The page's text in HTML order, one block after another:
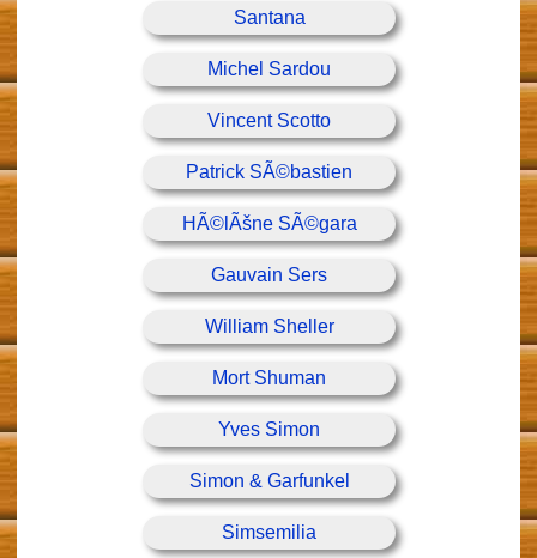
Santana
Michel Sardou
Vincent Scotto
Patrick SÃ©bastien
HÃ©lÃšne SÃ©gara
Gauvain Sers
William Sheller
Mort Shuman
Yves Simon
Simon & Garfunkel
Simsemilia